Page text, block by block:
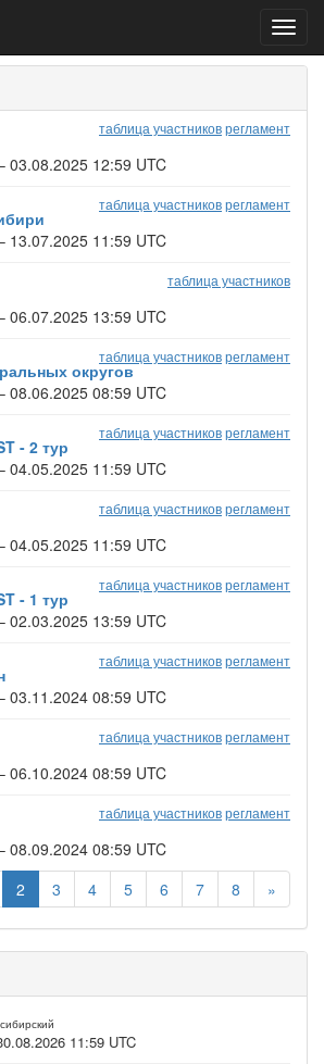
таблица участниковрегламент
03.08.2025 12:59 UTC
таблица участниковрегламент
13.07.2025 11:59 UTC
таблица участников
06.07.2025 13:59 UTC
таблица участниковрегламент
округов
08.06.2025 08:59 UTC
таблица участниковрегламент
- 2 тур
04.05.2025 11:59 UTC
таблица участниковрегламент
04.05.2025 11:59 UTC
таблица участниковрегламент
- 1 тур
02.03.2025 13:59 UTC
таблица участниковрегламент
03.11.2024 08:59 UTC
таблица участниковрегламент
06.10.2024 08:59 UTC
таблица участниковрегламент
08.09.2024 08:59 UTC
2 3 4 5 6 7 8 »
11:59 UTC